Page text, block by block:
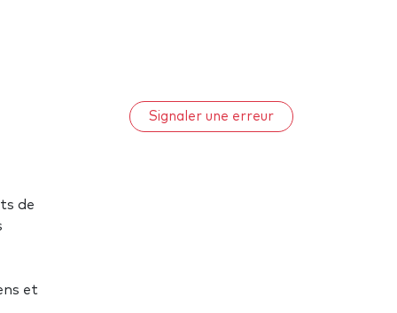
Signaler une erreur
de
et